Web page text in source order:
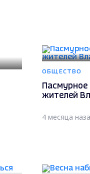
ОБЩЕСТВО
жителей
4 месяца